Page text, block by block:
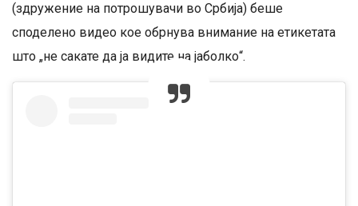
(здружение на потрошувачи во Србија) беше
споделено видео кое обрнува внимание на етикетата
што „не сакате да ја видите на јаболко“.